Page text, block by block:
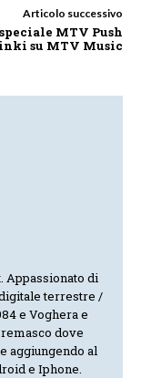
Articolo successivo
MTV Push
su MTV Music
Appassionato di
terrestre /
e Voghera e
dove
aggiungendo al
e Iphone.